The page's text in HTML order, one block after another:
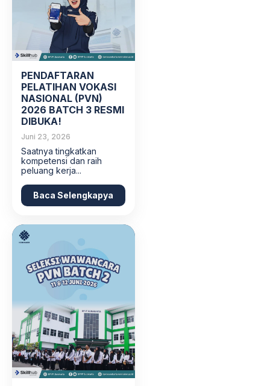
PENDAFTARAN
PELATIHAN VOKASI
NASIONAL (PVN)
2026 BATCH 3 RESMI
DIBUKA!
Juni 23, 2026
Saatnya tingkatkan
kompetensi dan raih
peluang kerja...
Baca Selengkapya